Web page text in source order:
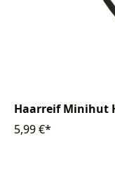
Haarreif Minihut
5,99 €*